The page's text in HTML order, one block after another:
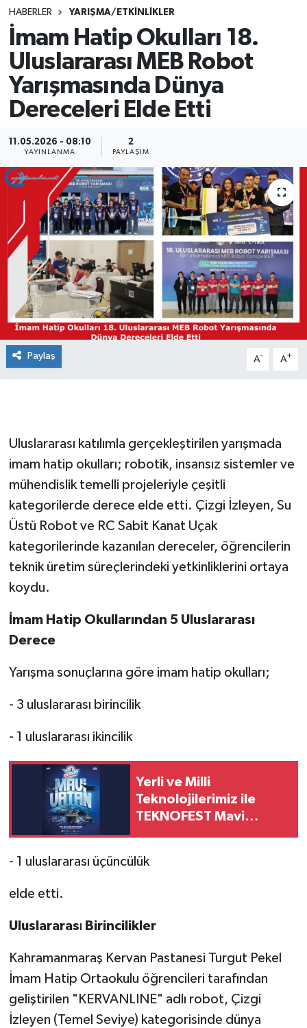
HABERLER YARIŞMA/ETKİNLİKLER
İmam Hatip Okulları 18.
Uluslararası MEB Robot
Yarışmasında Dünya
Dereceleri Elde Etti
11.05.2026 - 08:10
YAYINLANMA
2
PAYLAŞIM
Paylaş A- A+
Uluslararası katılımla gerçekleştirilen yarışmada
imam hatip okulları; robotik, insansız sistemler ve
mühendislik temelli projeleriyle çeşitli
kategorilerde derece elde etti. Çizgi İzleyen, Su
Üstü Robot ve RC Sabit Kanat Uçak
kategorilerinde kazanılan dereceler, öğrencilerin
teknik üretim süreçlerindeki yetkinliklerini ortaya
koydu.
İmam Hatip Okullarından 5 Uluslararası
Derece
Yarışma sonuçlarına göre imam hatip okulları;
- 3 uluslararası birincilik
- 1 uluslararası ikincilik
Yerli ve Milli
Teknolojilerimiz ile
TEKNOFEST Mavi
- 1 uluslararası üçüncülük
elde etti.
Uluslararası Birincilikler
Kahramanmaraş Kervan Pastanesi Turgut Pekel
İmam Hatip Ortaokulu öğrencileri tarafından
geliştirilen "KERVANLINE" adlı robot, Çizgi
İzleyen (Temel Seviye) kategorisinde dünya
YARIŞMA/ETKİNLİKLER
ANKET
MEVZUAT/KARARLAR